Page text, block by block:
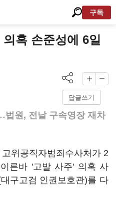
구독
혹 손준성에 6일
답글쓰기
법원, 전날 구속영장 재차
위공직자범죄수사처가 2
른바 '고발 사주' 의혹 사
구고검 인권보호관)를 다